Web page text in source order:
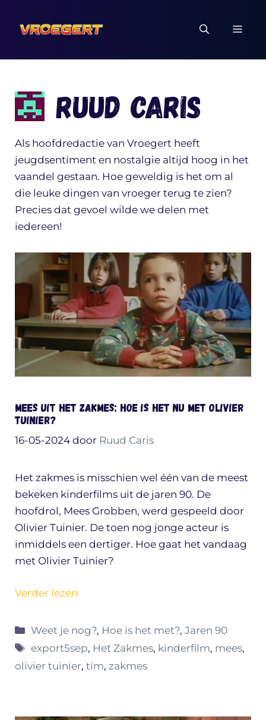
naar
inhoud
Ruud Caris
Als hoofdredactie van Vroegert heeft
jeugdsentiment en nostalgie altijd hoog in het
vaandel gestaan. Hoe geweldig is het om al
die leuke dingen van vroeger terug te zien?
Precies dat gevoel wilde we delen met
iedereen!
Mees uit het Zakmes: hoe is het nu met Olivier
Tuinier?
16-05-2024 door Ruud Caris
Het zakmes is misschien wel één van de meest
bekeken kinderfilms uit de jaren 90. De
hoofdrol, Mees Grobben, werd gespeeld door
Olivier Tuinier. De toen nog jonge acteur is
inmiddels een dertiger. Hoe gaat het vandaag
met Olivier Tuinier?
Verder lezen
Categorieën
Weet je nog?, Hoe is het met?,Jaren 90
Tags
export5sep, Het Zakmes, kinderfilm, mees,
olivier tuinier, tim, zakmes